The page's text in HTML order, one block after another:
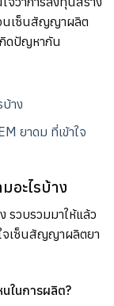
นเซ็นสัญญาผลิต
กิดปัญหากัน
าง
ยาดม ที่เข้าใจ
อะไรบ้าง
รวบรวมมาให้แล้ว
เซ็นสัญญาผลิตยา
ในการผลิต?